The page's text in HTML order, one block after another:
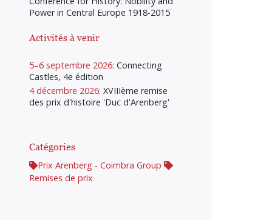
Power in Central Europe 1918-2015
Activités à venir
5–6 septembre 2026: Connecting
Castles, 4e édition
4 décembre 2026: XVIIIème remise
des prix d'histoire 'Duc d'Arenberg'
Catégories
Prix Arenberg - Coimbra Group
Remises de prix